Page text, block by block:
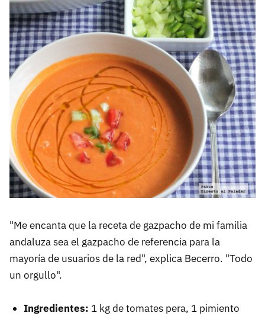
"Me encanta que la receta de gazpacho de mi familia
andaluza sea el gazpacho de referencia para la
mayoría de usuarios de la red", explica Becerro. "Todo
un orgullo".
Ingredientes: 1 kg de tomates pera, 1 pimiento